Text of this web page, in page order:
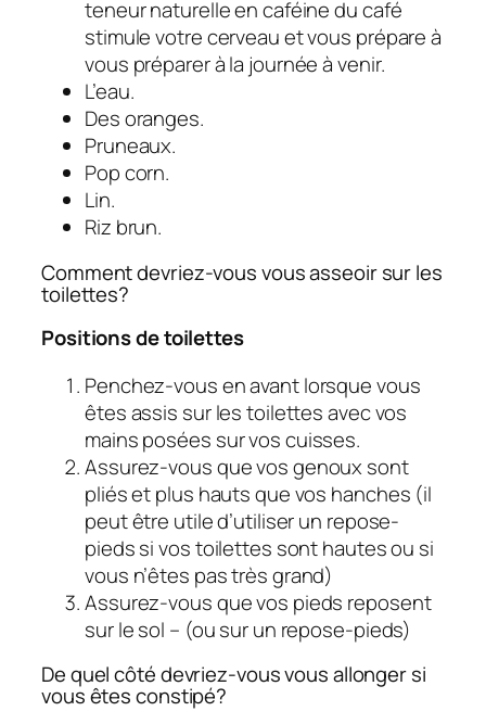
teneur naturelle en caféine du café
stimule votre cerveau et vous prépare à
vous préparer à la journée à venir.
L’eau.
Des oranges.
Pruneaux.
Pop corn.
Lin.
Riz brun.
Comment devriez-vous vous asseoir sur les
toilettes?
Positions de toilettes
Penchez-vous en avant lorsque vous
êtes assis sur les toilettes avec vos
mains posées sur vos cuisses.
Assurez-vous que vos genoux sont
pliés et plus hauts que vos hanches (il
peut être utile d’utiliser un repose-
pieds si vos toilettes sont hautes ou si
vous n’êtes pas très grand)
Assurez-vous que vos pieds reposent
sur le sol – (ou sur un repose-pieds)
De quel côté devriez-vous vous allonger si
vous êtes constipé?